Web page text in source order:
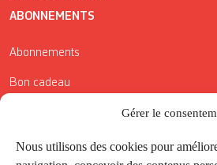
Gérer le
Nous utilisons des cookies pour
ABONNEMENTS
Abonnements
Bon cadeau
Conditions générales de vente
Réductions de la Carte Côté Courrier